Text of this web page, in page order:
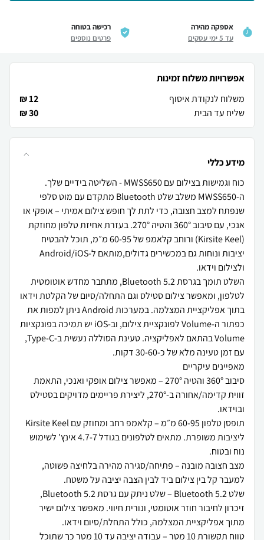
אספקה מהירה
עד 5 ימי עסקים
רכישה בטוחה
פרטים נוספים
אפשרויות משלוח זמינות
משלוח לנקודת איסוף
12 ₪
שליח עד הבית
30 ₪
מידע כללי
ה-MWSS650 משלב שלט Bluetooth מתקדם עם מוט סלפי
שנפתח למצב חצובה, כדי לתת לך חופש צילום אמיתי – אופקי או
אנכי, עם סיבוב 360° והטיה 270°. בעזרת אחיזת טלפון מחוזקת
(Kirsite Keel) ורוחב קלאמפ של 60-95 מ״מ, תוכל להבטיח
יציבות ונוחות גם במכשירים גדולים,מותאם ל-Android/iOS
השלט תומך בגרסת Bluetooth 5.2, מתחבר מחדש אוטומטית
לטלפון, ומאפשר צילום סטילס וגם התחלה/סיום של הקלטת וידאו
בתוך אפליקציית המצלמה. במערכות Android ניתן למפות את
כפתור ה-Volume לפונקציית צילום, וב-iOS יש תמיכה בפונקציות
Volume בהתאם לאפליקציה. טעינת הסוללה נעשית ב-Type-C,
סיבוב 360° והטיה 270° – מאפשר צילום אופקי ואנכי, התאמת
זווית קדימה/אחורה ב-270°, ליצירת פריימים מדויקים בסטילס
תופסן טלפון 60-95 מ״מ – קלאמפ רחב ומחוזק עם Kirsite Keel
ליציבות משופרת. מתאים לטלפונים בגודל 4.7-7 אינץ' לשימוש
מצב חצובה מובנה – פתיחה/סגירה מהירה בלחיצה פשוטה,
שלט Bluetooth 5.2 – שלט ניתק עם גרסת Bluetooth 5.2,
זיכרון לחיבור חוזר אוטומטי, ונורית חיווי. מאפשר צילום ישיר
טווח תקשורת 10 מטר – עבודה יציבה עד 10 מטר כך שתוכל